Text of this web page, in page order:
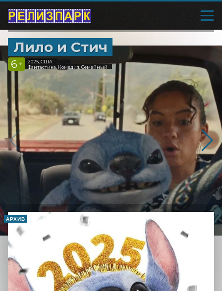
Лило и Стич
6 +
2025, США
Фантастика, Комедия, Семейный
АРХИВ